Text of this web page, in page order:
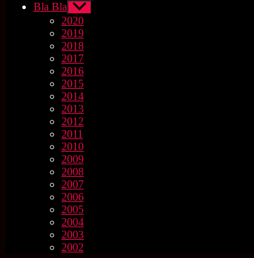
Bla Bla Untermenü
anzeigen
2020
2019
2018
2017
2016
2015
2014
2013
2012
2011
2010
2009
2008
2007
2006
2005
2004
2003
2002